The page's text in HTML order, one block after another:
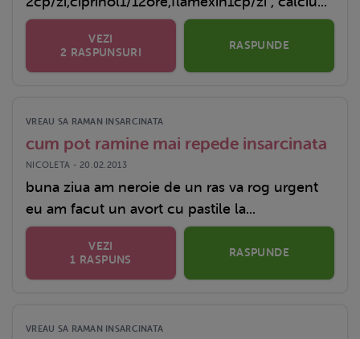
VEZI
2 RASPUNSURI
RASPUNDE
VREAU SA RAMAN INSARCINATA
cum pot ramine mai repede insarcinata
NICOLETA - 20.02.2013
buna ziua am neroie de un ras va rog urgent
eu am facut un avort cu pastile la...
VEZI
1 RASPUNS
RASPUNDE
VREAU SA RAMAN INSARCINATA